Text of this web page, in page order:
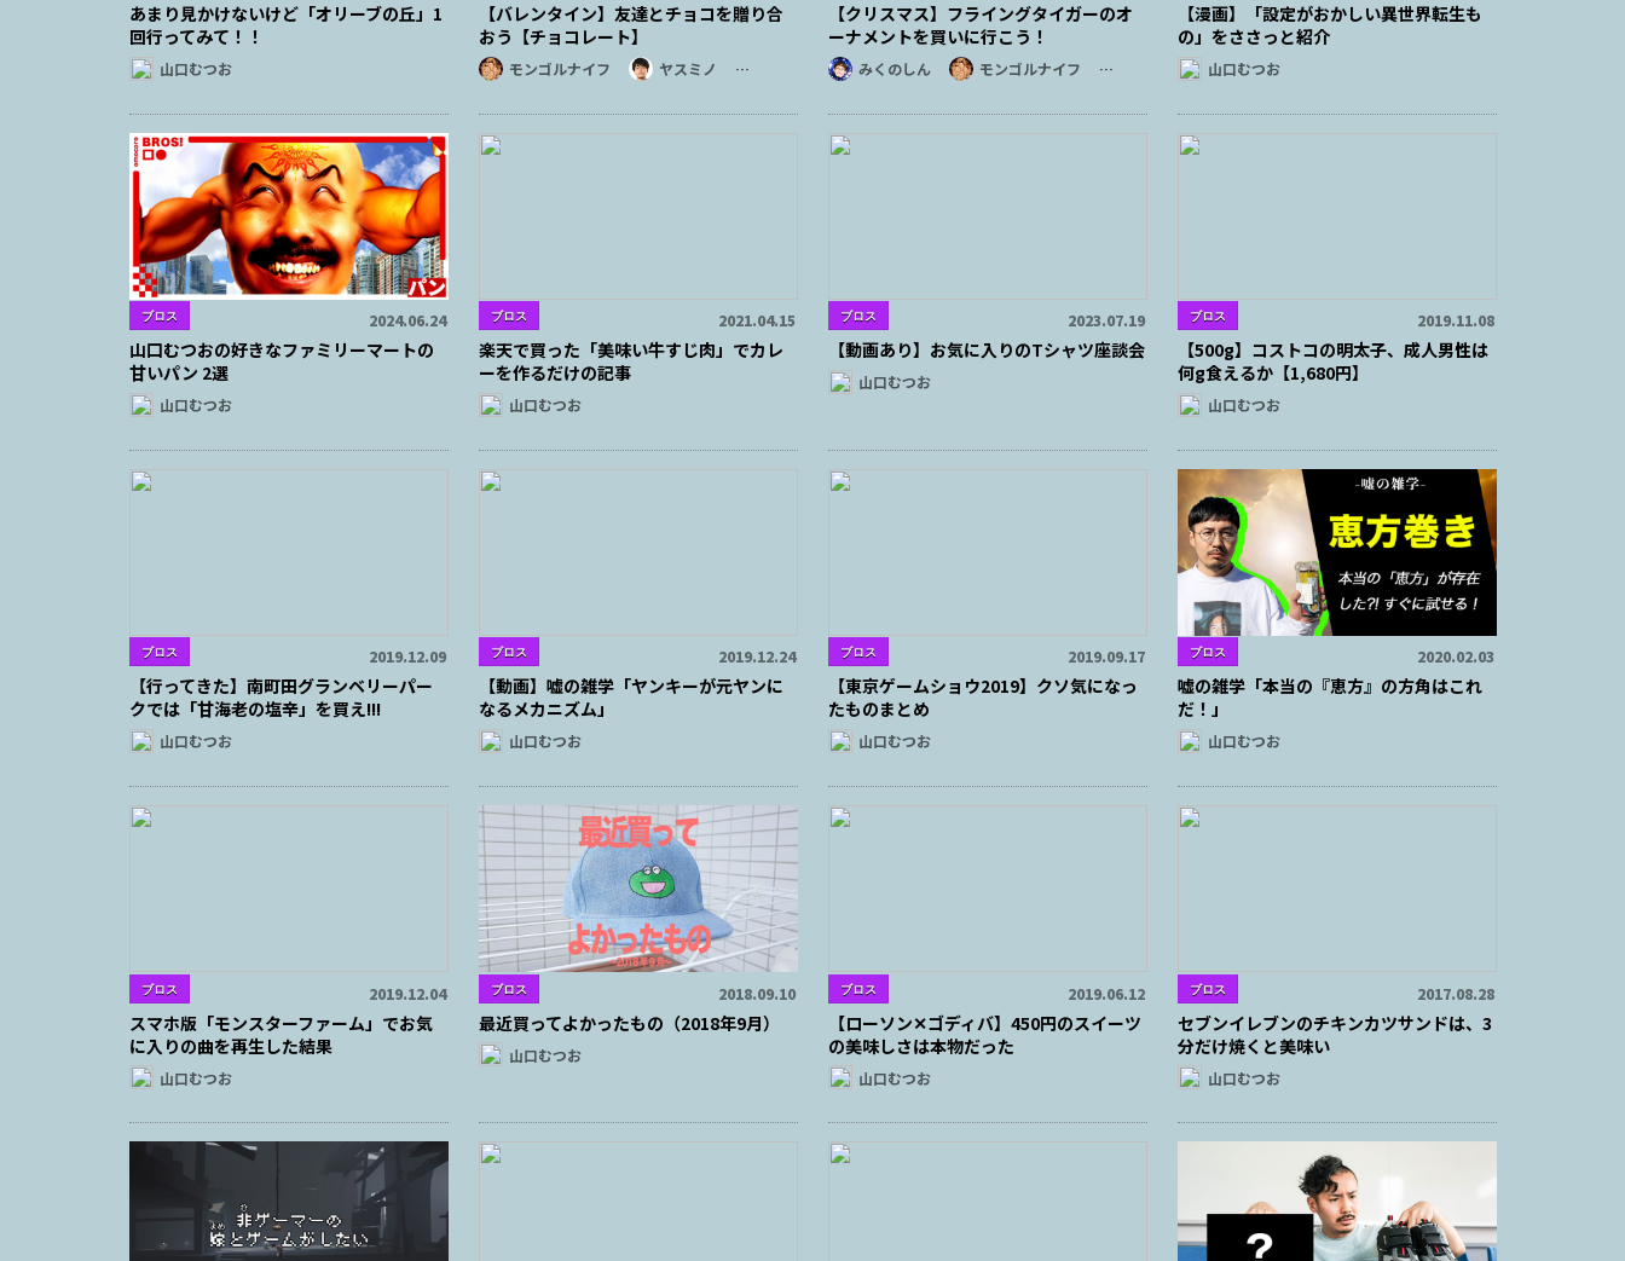
あまり見かけないけど「オリーブの丘」1
回行ってみて！！
山口むつお
【バレンタイン】友達とチョコを贈り合
おう【チョコレート】
モンゴルナイフ ヤスミノ …
【クリスマス】フライングタイガーのオ
ーナメントを買いに行こう！
みくのしん モンゴルナイフ …
【漫画】「設定がおかしい異世界転生も
の」をささっと紹介
山口むつお
ブロス 2024.06.24
山口むつおの好きなファミリーマートの
甘いパン 2選
山口むつお
ブロス 2021.04.15
楽天で買った「美味い牛すじ肉」でカレ
ーを作るだけの記事
山口むつお
ブロス 2023.07.19
【動画あり】お気に入りのTシャツ座談会
山口むつお
ブロス 2019.11.08
【500g】コストコの明太子、成人男性は
何g食えるか【1,680円】
山口むつお
ブロス 2019.12.09
【行ってきた】南町田グランベリーパー
クでは「甘海老の塩辛」を買え!!!
山口むつお
ブロス 2019.12.24
【動画】嘘の雑学「ヤンキーが元ヤンに
なるメカニズム」
山口むつお
ブロス 2019.09.17
【東京ゲームショウ2019】クソ気になっ
たものまとめ
山口むつお
ブロス 2020.02.03
嘘の雑学「本当の『恵方』の方角はこれ
だ！」
山口むつお
ブロス 2019.12.04
スマホ版「モンスターファーム」でお気
に入りの曲を再生した結果
山口むつお
ブロス 2018.09.10
最近買ってよかったもの（2018年9月）
山口むつお
ブロス 2019.06.12
【ローソン✕ゴディバ】450円のスイーツ
の美味しさは本物だった
山口むつお
ブロス 2017.08.28
セブンイレブンのチキンカツサンドは、3
分だけ焼くと美味い
山口むつお